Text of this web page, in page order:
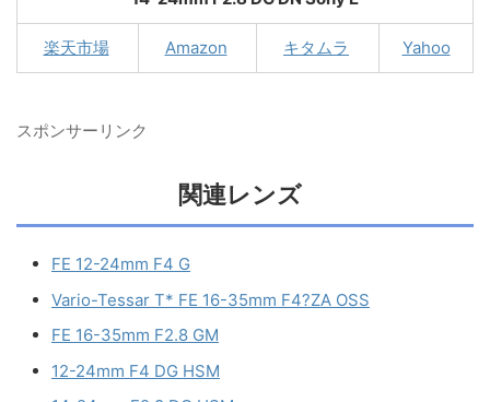
価格は15万円前後と安くありませんが、まだ種類が少ない
「ミラーレス用大口径広角ズームレンズ」としてはまずまず
の価格設定と言ったところでしょうか。（タムロン17-28mm
「14-24mm F2.8 DG DN | Art」のレビュー・作例を集めるペ
ージはコチラ
購入早見表